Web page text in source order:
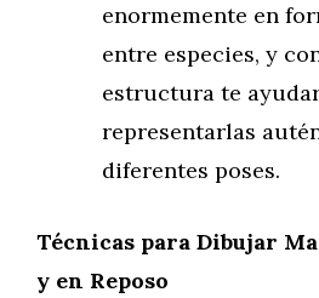
enormemente en
entre especies, y
estructura te
representarlas
diferentes poses.
Técnicas para Dibujar
y en Reposo